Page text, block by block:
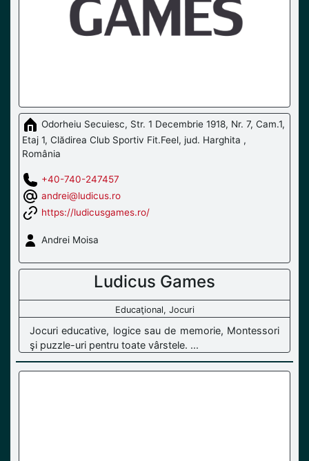
Odorheiu Secuiesc, Str. 1 Decembrie 1918, Nr. 7, Cam.1,
Etaj 1, Clădirea Club Sportiv Fit.Feel, jud. Harghita ,
România
+40-740-247457
andrei@ludicus.ro
https://ludicusgames.ro/
Andrei Moisa
Ludicus Games
Educaţional, Jocuri
Jocuri educative, logice sau de memorie, Montessori
şi puzzle-uri pentru toate vârstele. ...